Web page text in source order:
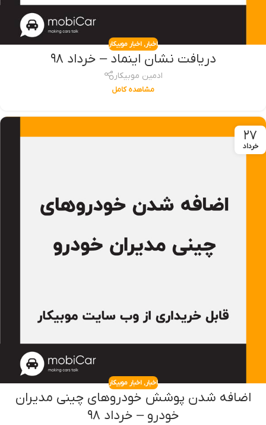
اخبار,اخبار موبیکار
دریافت نشان اینماد – خرداد ۹۸
ادمین موبیکار
مشاهده کامل
۲۷
خرداد
اخبار,اخبار موبیکار
اضافه شدن پوشش خودروهای چینی مدیران
خودرو – خرداد ۹۸